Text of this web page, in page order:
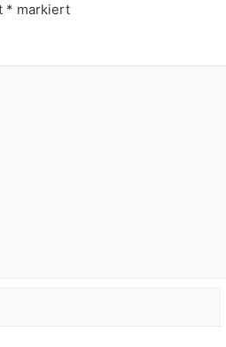
* markiert